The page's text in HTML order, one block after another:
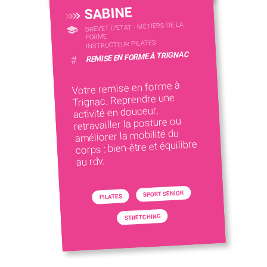
SABINE
BREVET D'ETAT - MÉTIERS DE LA
FORME
INSTRUCTEUR PILATES
# REMISE EN FORME À TRIGNAC
Votre remise en forme à
Trignac. Reprendre une
activité en douceur,
retravailler la posture ou
améliorer la mobilité du
corps : bien-être et équilibre
au rdv.
PILATES SPORT SENIOR
STRETCHING